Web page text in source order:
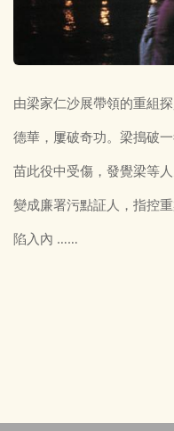
由梁家仁沙展帶領的重組
德華，屢破奇功。梁搗破
苗此役中受傷，發覺梁等
變成廉署污點証人，指控
陷入內 ……